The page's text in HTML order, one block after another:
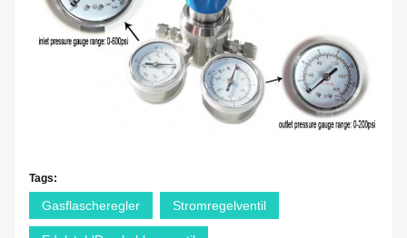
Tags:
Gasflascheregler Stromregelventil